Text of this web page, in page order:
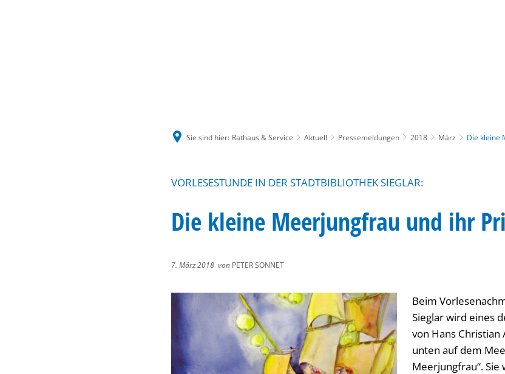
Sie sind hier: Rathaus & Service Aktuell Pressemeldungen 2018 März Die kleine
VORLESESTUNDE IN DER STADTBIBLIOTHEK SIEGLAR:
Die kleine Meerjungfrau und ihr
7. März 2018 von PETER SONNET
Beim
Sieglar wird eines
von Hans
unten auf dem
Meerjungfrau“. Sie